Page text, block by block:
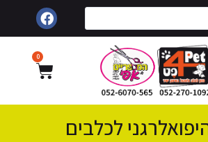
לכלבים